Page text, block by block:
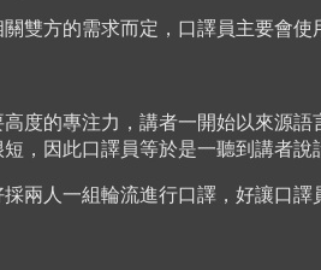
雙方的需求而定，口譯員主要會使
度的專注力，講者一開始以來源語
，因此口譯員等於是一聽到講者說
兩人一組輪流進行口譯，好讓口